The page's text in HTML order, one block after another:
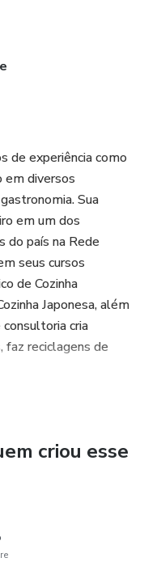
de experiência como
em diversos
Sua
em um dos
do país na Rede
seus cursos
de Cozinha
Japonesa, além
cria
faz reciclagens de
criou esse